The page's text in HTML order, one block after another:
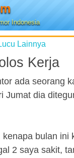
Indonesia
Lainnya
Kerja
ada seorang
Jumat dia
kenapa bulan ini
2 saya sakit,